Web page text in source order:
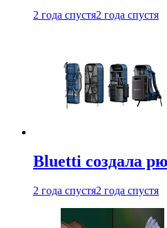
2 года спустя2 года спустя
Bluetti создала
2 года спустя2 года спустя